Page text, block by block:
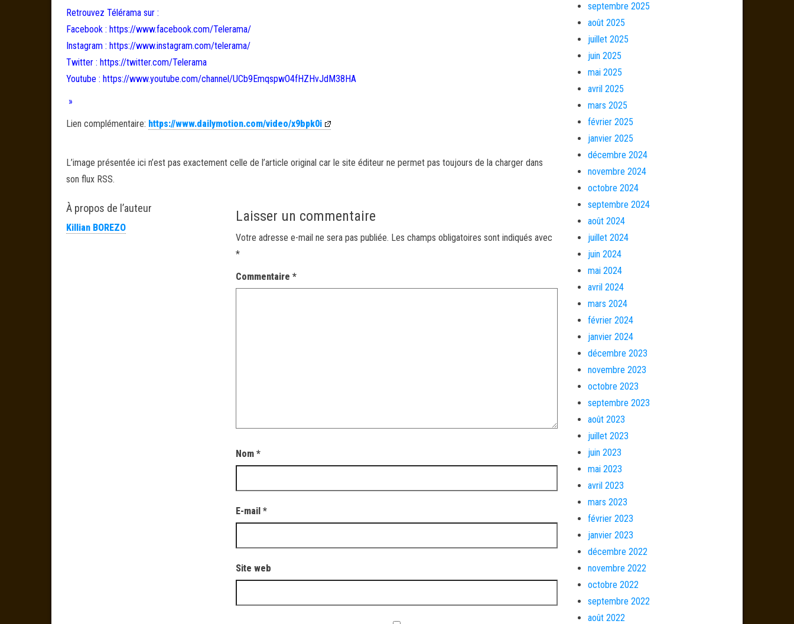
Retrouvez Télérama sur :
Facebook : https://www.facebook.com/Telerama/
Instagram : https://www.instagram.com/telerama/
Twitter : https://twitter.com/Telerama
Youtube : https://www.youtube.com/channel/UCb9EmqspwO4fHZHvJdM38HA
»
Lien complémentaire: https://www.dailymotion.com/video/x9bpk0i
L’image présentée ici n’est pas exactement celle de l’article original car le site éditeur ne permet pas toujours de la charger dans
son flux RSS.
À propos de l’auteur
Killian BOREZO
Laisser un commentaire
Votre adresse e-mail ne sera pas publiée. Les champs obligatoires sont indiqués avec
*
Commentaire*
Nom*
E-mail*
Site web
septembre 2025
août 2025
juillet 2025
juin 2025
mai 2025
avril 2025
mars 2025
février 2025
janvier 2025
décembre 2024
novembre 2024
octobre 2024
septembre 2024
août 2024
juillet 2024
juin 2024
mai 2024
avril 2024
mars 2024
février 2024
janvier 2024
décembre 2023
novembre 2023
octobre 2023
septembre 2023
août 2023
juillet 2023
juin 2023
mai 2023
avril 2023
mars 2023
février 2023
janvier 2023
décembre 2022
novembre 2022
octobre 2022
septembre 2022
août 2022